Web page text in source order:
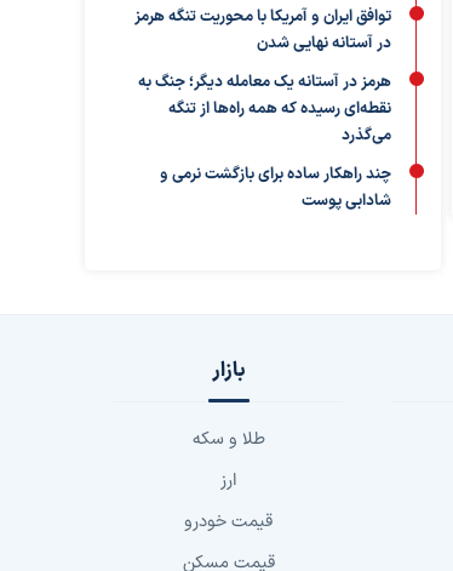
توافق ایران و آمریکا با محوریت تنگه هرمز
در آستانه نهایی شدن
هرمز در آستانه یک معامله دیگر؛ جنگ به
نقطه‌ای رسیده که همه راه‌ها از تنگه
می‌گذرد
چند راهکار ساده برای بازگشت نرمی و
شادابی پوست
بازار
طلا و سکه
ارز
قیمت خودرو
قیمت مسکن